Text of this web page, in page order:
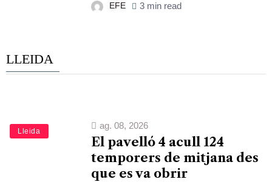
EFE 3 min read
LLEIDA
Lleida
ag. 08, 2026
El pavelló 4 acull 124
temporers de mitjana des
que es va obrir